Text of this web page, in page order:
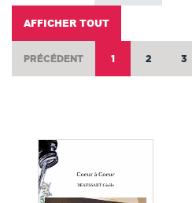
AFFICHER TOUT
PRÉCÉDENT 1 2 3